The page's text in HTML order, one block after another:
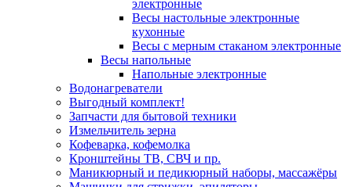
электронные
Весы настольные электронные
кухонные
Весы с мерным стаканом электронные
Весы напольные
Напольные электронные
Водонагреватели
Выгодный комплект!
Запчасти для бытовой техники
Измельчитель зерна
Кофеварка, кофемолка
Кронштейны ТВ, СВЧ и пр.
Маникюрный и педикюрный наборы, массажёры